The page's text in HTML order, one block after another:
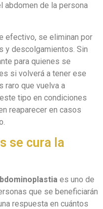
abdomen de la persona
efectivo, se eliminan por
y descolgamientos. Sin
para quienes se
si volverá a tener ese
raro que vuelva a
tipo en condiciones
reaparecer en casos
se cura la
es uno de
que se beneficiarán
respuesta en cuántos